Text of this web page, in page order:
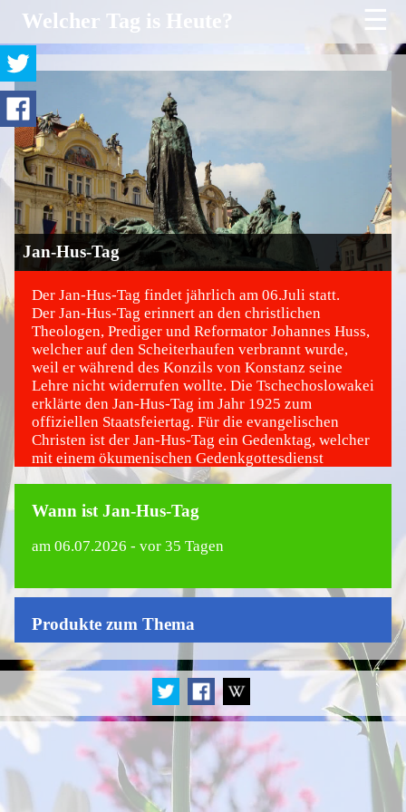
Welcher Tag is Heute? ☰
Jan-Hus-Tag
©
Der Jan-Hus-Tag findet jährlich am 06.Juli statt.
Der Jan-Hus-Tag erinnert an den christlichen
Theologen, Prediger und Reformator Johannes Huss,
welcher auf den Scheiterhaufen verbrannt wurde,
weil er während des Konzils von Konstanz seine
Lehre nicht widerrufen wollte. Die Tschechoslowakei
erklärte den Jan-Hus-Tag im Jahr 1925 zum
offiziellen Staatsfeiertag. Für die evangelischen
Christen ist der Jan-Hus-Tag ein Gedenktag, welcher
mit einem ökumenischen Gedenkgottesdienst
begangen wird.
Wann ist Jan-Hus-Tag
am 06.07.2026 - vor 35 Tagen
Produkte zum Thema